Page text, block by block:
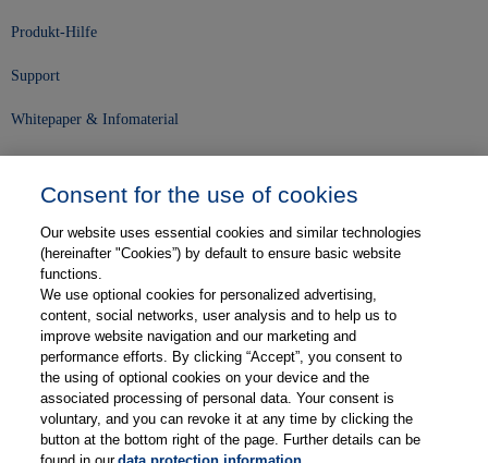
Produkt-Hilfe
Support
Whitepaper & Infomaterial
Karriere
Kontakt
Web-Semniare
Anwenderberichte
Partner
Consent for the use of cookies
Our website uses essential cookies and similar technologies
(hereinafter "Cookies”) by default to ensure basic website
functions.
We use optional cookies for personalized advertising,
content, social networks, user analysis and to help us to
improve website navigation and our marketing and
performance efforts. By clicking “Accept”, you consent to
the using of optional cookies on your device and the
associated processing of personal data. Your consent is
voluntary, and you can revoke it at any time by clicking the
button at the bottom right of the page. Further details can be